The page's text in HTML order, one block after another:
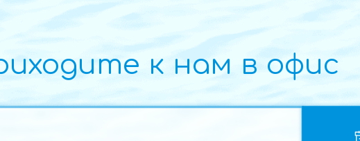
к нам в офис